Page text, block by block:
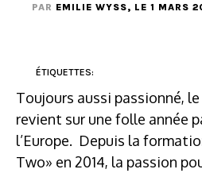
PAR EMILIE WYSS, LE 1 MARS
ÉTIQUETTES:
Toujours aussi passionné,
revient sur une folle année
l’Europe. Depuis la
Two» en 2014, la passion